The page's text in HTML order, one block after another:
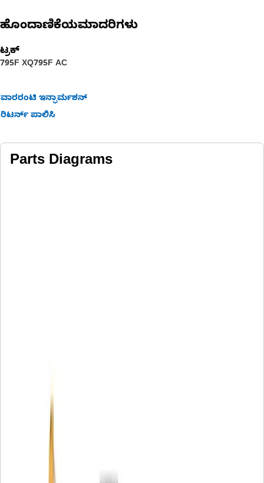
ಹೊಂದಾಣಿಕೆಯಮಾದರಿಗಳು
ಟ್ರಕ್
795F XQ795F AC
ವಾರರಂಟಿ ಇನ್ಫಾರ್ಮಶನ್
ರಿಟರ್ನ್ ಪಾಲಿಸಿ
Parts Diagrams